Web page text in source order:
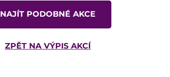
NAJÍT PODOBNÉ AKCE
ZPĚT NA VÝPIS AKCÍ